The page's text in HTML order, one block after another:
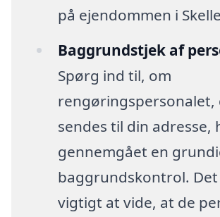
på ejendommen i
Baggrundstjek af
Spørg ind til, om
rengøringspersonalet,
sendes til din adresse,
gennemgået en
baggrundskontrol.
vigtigt at vide, at de